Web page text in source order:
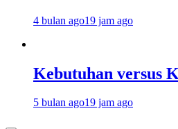
4 bulan ago19 jam ago
Kebutuhan versus
5 bulan ago19 jam ago